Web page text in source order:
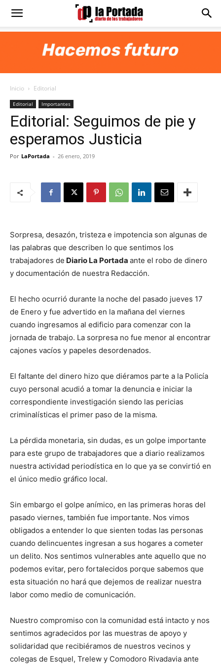
Diario
Portada
Inicio Editorial
Editorial Importantes
Editorial: Seguimos de pie y
esperamos Justicia
Por LaPortada - 26 enero, 2019
Sorpresa, desazón, tristeza e impotencia son algunas de
las palabras que describen lo que sentimos los
trabajadores de Diario La Portada ante el robo de dinero
y documentación de nuestra Redacción.
El hecho ocurrió durante la noche del pasado jueves 17
de Enero y fue advertido en la mañana del viernes
cuando ingresamos al edificio para comenzar con la
jornada de trabajo. La sorpresa no fue menor al encontrar
cajones vacíos y papeles desordenados.
El faltante del dinero hizo que diéramos parte a la Policía
cuyo personal acudió a tomar la denuncia e iniciar la
correspondiente investigación siendo las pericias
criminalísticas el primer paso de la misma.
La pérdida monetaria, sin dudas, es un golpe importante
para este grupo de trabajadores que a diario realizamos
nuestra actividad periodística en lo que ya se convirtió en
el único medio gráfico local.
Sin embargo el golpe anímico, en las primeras horas del
pasado viernes, también fue importante. Nos vimos
obligados a entender lo que sienten todas las personas
cuando delincuentes ingresan a sus hogares a cometer
un delito. Nos sentimos vulnerables ante aquello que no
podemos evitar, pero fortalecidos porque sabemos que
esta situación no hará que dejemos de realizar nuestra
labor como medio de comunicación.
Nuestro compromiso con la comunidad está intacto y nos
sentimos agradecidos por las muestras de apoyo y
solidaridad que recibiéramos de nuestros vecinos y
colegas de Esquel, Trelew y Comodoro Rivadavia ante